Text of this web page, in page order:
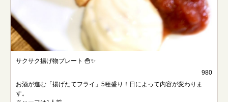
サクサク揚げ物プレート 🍟✨
980
お酒が進む「揚げたてフライ」5種盛り！日によって内容が変わりま
す。